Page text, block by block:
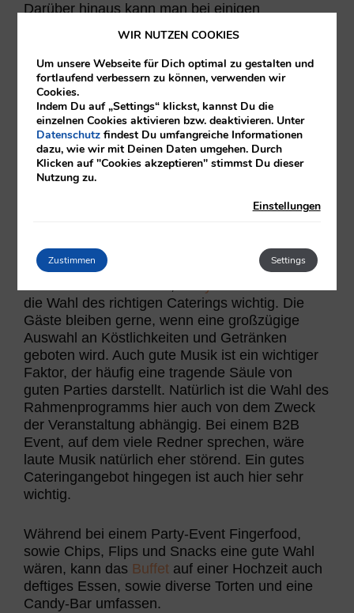
Darüber hinaus kann man bei einigen
Beispielsweise Musikanlage, Bestuhlung oder
Barpersonal. Selbstverständlich werden diese
Services gesondert auf der Rechnung
ausgewiesen.
Hier können Sie Caterings
inWien,Linz,Graz,Salzburg,Klagenfurt
oderdiesen Orten in Österreichfinden.
Events & Hochzeit…
die Wahl des richtigen Caterings wichtig. Die
Gäste bleiben gerne, wenn eine großzügige
Auswahl an Köstlichkeiten und Getränken
geboten wird. Auch gute Musik ist ein wichtiger
Faktor, der häufig eine tragende Säule von
guten Parties darstellt. Natürlich ist die Wahl des
Rahmenprogramms hier auch von dem Zweck
der Veranstaltung abhängig. Bei einem B2B
Event, auf dem viele Redner sprechen, wäre
laute Musik natürlich eher störend. Ein gutes
Cateringangebot hingegen ist auch hier sehr
wichtig.
Während bei einem Party-Event Fingerfood,
sowie Chips, Flips und Snacks eine gute Wahl
wären, kann das Buffet auf einer Hochzeit auch
deftiges Essen, sowie diverse Torten und eine
Candy-Bar umfassen.
WIR NUTZEN COOKIES
Um unsere Webseite für Dich optimal zu gestalten und
fortlaufend verbessern zu können, verwenden wir
Cookies.
Indem Du auf „Settings“ klickst, kannst Du die
einzelnen Cookies aktivieren bzw. deaktivieren. Unter
Datenschutz findest Du umfangreiche Informationen
dazu, wie wir mit Deinen Daten umgehen. Durch
Klicken auf "Cookies akzeptieren" stimmst Du dieser
Nutzung zu.
Einstellungen
Zustimmen Settings